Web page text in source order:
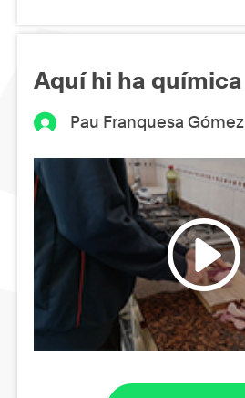
Aquí hi ha química
Pau Franquesa Gómez